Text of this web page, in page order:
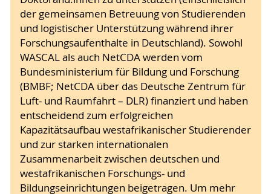
der gemeinsamen Betreuung von Studierenden
und logistischer Unterstützung während ihrer
Forschungsaufenthalte in Deutschland). Sowohl
WASCAL als auch NetCDA werden vom
Bundesministerium für Bildung und Forschung
(BMBF; NetCDA über das Deutsche Zentrum für
Luft- und Raumfahrt – DLR) finanziert und haben
entscheidend zum erfolgreichen
Kapazitätsaufbau westafrikanischer Studierender
und zur starken internationalen
Zusammenarbeit zwischen deutschen und
westafrikanischen Forschungs- und
Bildungseinrichtungen beigetragen. Um mehr